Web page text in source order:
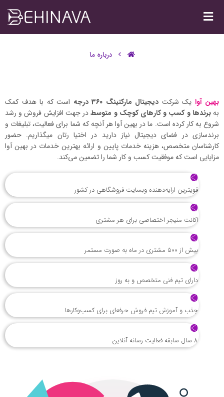
درباره ما
بهین آوا یک شرکت دیجیتال مارکتینگ 360 درجه
است که با هدف کمک
بهبرندها و کسب و کارهای کوچک و متوسطدر جهت افزایش فروش و رشد
شروع به کار کرده است. ما در بهین آوا هر آنچه که شما برای فعالیت، تبلیغات و
برندسازی در فضای دیجیتال نیاز دارید در اختیا رتان میگذاریم. حضور
کارشناسان متخصص، هزینه خدمات پایین و ارائه بهترین خدمات در بهین آوا
مزایایی است که موفقیت کسب و کار شما را تضمین می‌کند.
قویترین ارایه‌دهنده وبسایت فروشگاهی در کشور
اکانت منیجر اختصاصی برای هر مشتری
بیش از 500 مشتری در ماه به صورت مستمر
دارای تیم فنی متخصص و به روز
جذب و آموزش تیم فروش حرفه‌ای برای کسب‌وکارها
8 سال سابقه فعالیت رسانه آنلاین